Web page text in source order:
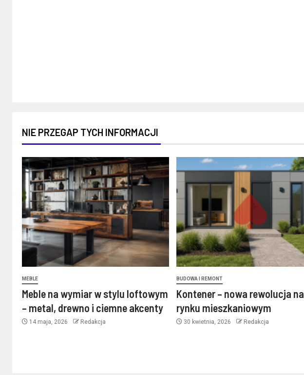
NIE PRZEGAP TYCH INFORMACJI
MEBLE
Meble na wymiar w stylu loftowym
– metal, drewno i ciemne akcenty
14 maja, 2026 Redakcja
BUDOWA I REMONT
Kontener – nowa rewolucja na
rynku mieszkaniowym
30 kwietnia, 2026 Redakcja